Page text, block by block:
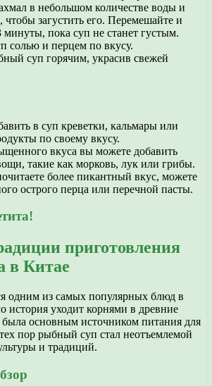
в небольшом количестве воды и
чтобы загустить его. Перемешайте и
минуты, пока суп не станет густым.
солью и перцем по вкусу.
суп горячим, украсив свежей
в суп креветки, кальмары или
по своему вкусу.
вкуса вы можете добавить
такие как морковь, лук или грибы.
более пикантный вкус, можете
острого перца или перечной пасты.
приготовления
в Китае
одним из самых популярных блюд в
история уходит корнями в древние
была основным источником питания для
пор рыбный суп стал неотъемлемой
и традиций.